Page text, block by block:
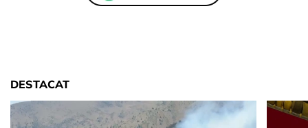
DESTACAT